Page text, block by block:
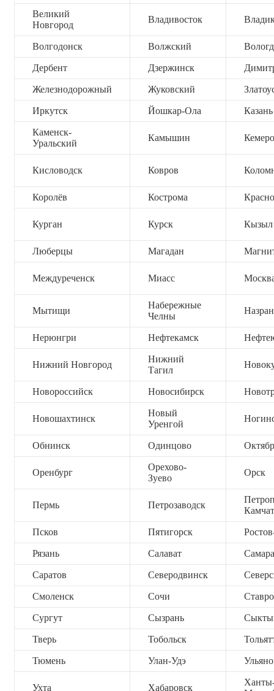
Великий
Новгород
Владивосток
Волгодонск Волжский
Дербент Дзержинск
Железнодорожный Жуковский
Иркутск Йошкар-Ола Казань
Каменск-
Уральский
Камышин
Кисловодск Ковров
Королёв Кострома
Курган Курск Кызыл
Люберцы Магадан
Междуреченск Миасс
Мытищи
Набережные
Челны
Нерюнгри Нефтекамск
Нижний Новгород
Нижний
Тагил
Новороссийск Новосибирск
Новошахтинск
Новый
Уренгой
Обнинск Одинцово
Оренбург
Орехово-
Зуево
Орск
Пермь Петрозаводск
Псков Пятигорск
Рязань Салават Самара
Саратов Северодвинск
Смоленск Сочи
Сургут Сызрань
Тверь Тобольск
Тюмень Улан-Удэ
Ухта Хабаровск